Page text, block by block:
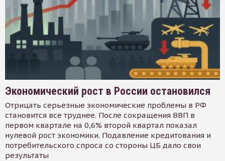
Экономический рост в России остановился
Отрицать серьезные экономические проблемы в РФ
становится все труднее. После сокращения ВВП в
первом квартале на 0,6% второй квартал показал
нулевой рост экономики. Подавление кредитования и
потребительского спроса со стороны ЦБ дало свои
результаты